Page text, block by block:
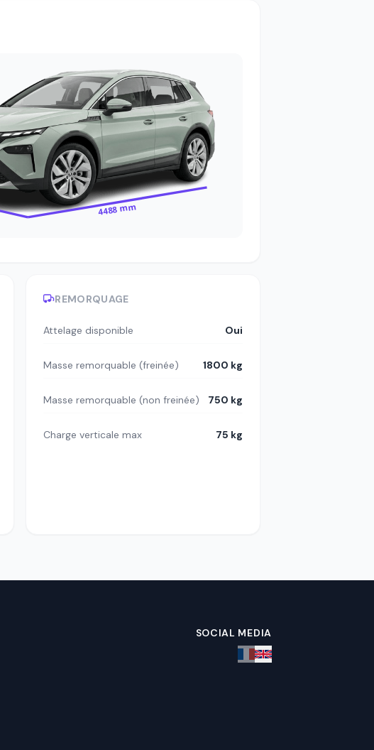
4488 mm
REMORQUAGE
Attelage disponible Oui
Masse remorquable (freinée) 1800 kg
Masse remorquable (non freinée) 750 kg
Charge verticale max 75 kg
SOCIAL MEDIA